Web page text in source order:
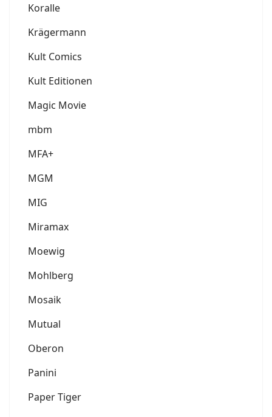
Koralle
Krägermann
Kult Comics
Kult Editionen
Magic Movie
mbm
MFA+
MGM
MIG
Miramax
Moewig
Mohlberg
Mosaik
Mutual
Oberon
Panini
Paper Tiger